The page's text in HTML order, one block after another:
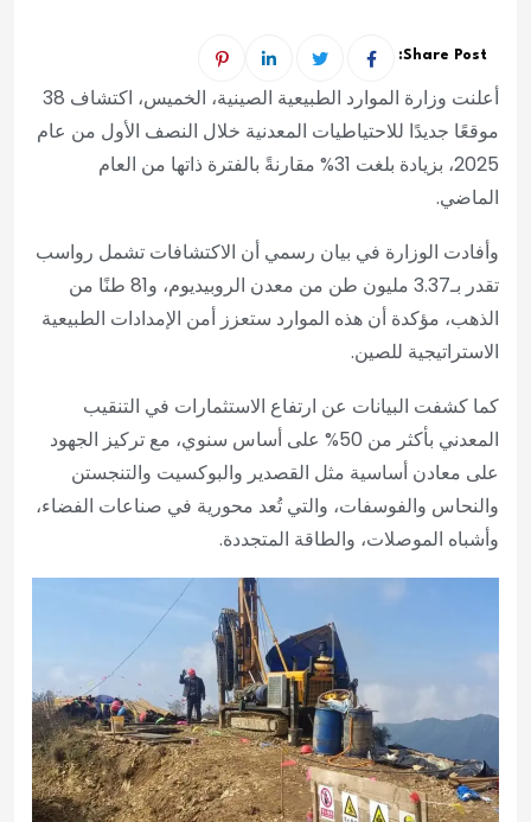
Share Post:
أعلنت وزارة الموارد الطبيعية الصينية، الخميس، اكتشاف 38
موقعًا جديدًا للاحتياطيات المعدنية خلال النصف الأول من عام
2025، بزيادة بلغت 31% مقارنةً بالفترة ذاتها من العام
الماضي.
وأفادت الوزارة في بيان رسمي أن الاكتشافات تشمل رواسب
تقدر بـ3.37 مليون طن من معدن الروبيديوم، و81 طنًا من
الذهب، مؤكدة أن هذه الموارد ستعزز أمن الإمدادات الطبيعية
الاستراتيجية للصين.
كما كشفت البيانات عن ارتفاع الاستثمارات في التنقيب
المعدني بأكثر من 50% على أساس سنوي، مع تركيز الجهود
على معادن أساسية مثل القصدير والبوكسيت والتنجستن
والنحاس والفوسفات، والتي تُعد محورية في صناعات الفضاء،
وأشباه الموصلات، والطاقة المتجددة.